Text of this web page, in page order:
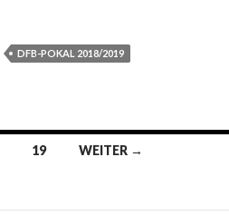
DFB-POKAL 2018/2019
19 WEITER →